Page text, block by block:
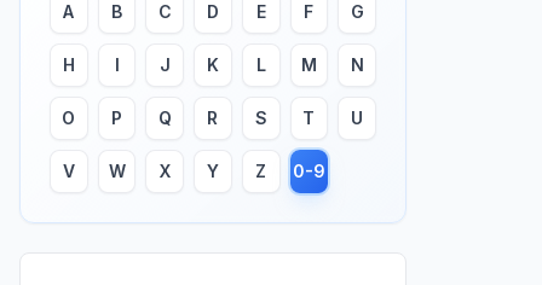
A B C D E F G
H I J K L M N
O P Q R S T U
V W X Y Z 0-9